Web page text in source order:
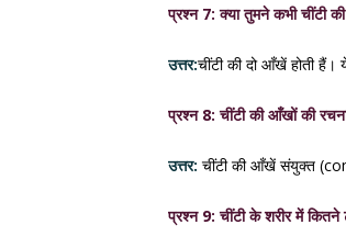
प्रश्न 7: क्या तुमने कभी चींटी
उत्तर:चींटी की दो आँखें होती हैं।
प्रश्न 8: चींटी की आँखों की
उत्तर: चींटी की आँखें संयुक्त
प्रश्न 9: चींटी के शरीर में कितने